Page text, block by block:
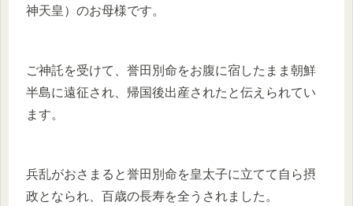
神天皇）のお母様です。
ご神託を受けて、誉田別命をお腹に宿したまま朝鮮
半島に遠征され、帰国後出産されたと伝えられてい
ます。
兵乱がおさまると誉田別命を皇太子に立てて自ら摂
政となられ、百歳の長寿を全うされました。